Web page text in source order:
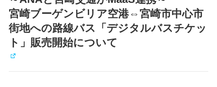
宮崎ブーゲンビリア空港⇔宮崎市中心市
街地への路線バス「デジタルバスチケッ
ト」販売開始について